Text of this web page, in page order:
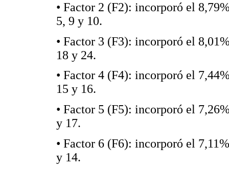
• Factor 2 (F2): incorporó el
5, 9 y 10.
• Factor 3 (F3): incorporó el
18 y 24.
• Factor 4 (F4): incorporó el
15 y 16.
• Factor 5 (F5): incorporó el
y 17.
• Factor 6 (F6): incorporó el
y 14.